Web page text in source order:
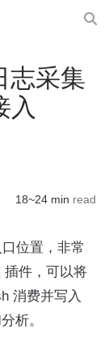
志采集
入
18~24 min read
位置，非常
插件，可以将
消费并写入
析。